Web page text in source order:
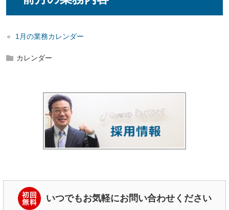
1月の業務カレンダー
カレンダー
いつでもお気軽にお問い合わせください